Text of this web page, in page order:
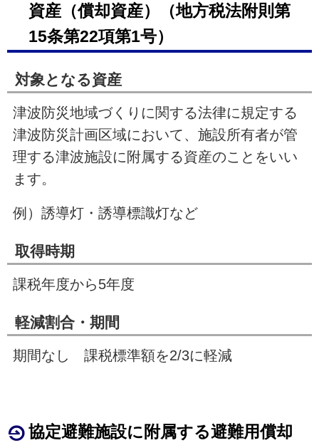
資産（償却資産）（地方税法附則第
15条第22項第1号）
対象となる資産
津波防災地域づくりに関する法律に規定する
津波防災計画区域において、施設所有者が管
理する津波施設に附属する資産のことをいい
ます。
例）誘導灯・誘導標識灯など
取得時期
課税年度から5年度
軽減割合・期間
期間なし 課税標準額を2/3に軽減
協定避難施設に附属する避難用償却